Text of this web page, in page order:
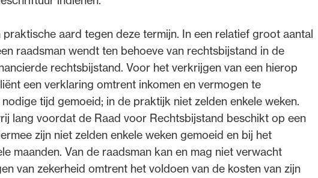
aard tegen deze termijn. In een relatief groot aantal
raadsman wendt ten behoeve van rechtsbijstand in de
rechtsbijstand. Voor het verkrijgen van een hierop
een verklaring omtrent inkomen en vermogen te
tijd gemoeid; in de praktijk niet zelden enkele weken.
lang voordat de Raad voor Rechtsbijstand beschikt op een
zijn niet zelden enkele weken gemoeid en bij het
maanden. Van de raadsman kan en mag niet verwacht
van zekerheid omtrent het voldoen van de kosten van zijn